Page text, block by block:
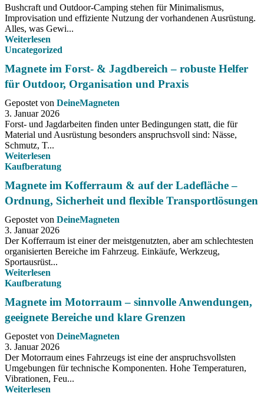
Bushcraft und Outdoor-Camping stehen für Minimalismus,
Improvisation und effiziente Nutzung der vorhandenen Ausrüstung.
Alles, was Gewi...
Weiterlesen
Uncategorized
Magnete im Forst- & Jagdbereich – robuste Helfer
für Outdoor, Organisation und Praxis
Gepostet von DeineMagneten
3. Januar 2026
Forst- und Jagdarbeiten finden unter Bedingungen statt, die für
Material und Ausrüstung besonders anspruchsvoll sind: Nässe,
Schmutz, T...
Weiterlesen
Kaufberatung
Magnete im Kofferraum & auf der Ladefläche –
Ordnung, Sicherheit und flexible Transportlösungen
Gepostet von DeineMagneten
3. Januar 2026
Der Kofferraum ist einer der meistgenutzten, aber am schlechtesten
organisierten Bereiche im Fahrzeug. Einkäufe, Werkzeug,
Sportausrüst...
Weiterlesen
Kaufberatung
Magnete im Motorraum – sinnvolle Anwendungen,
geeignete Bereiche und klare Grenzen
Gepostet von DeineMagneten
3. Januar 2026
Der Motorraum eines Fahrzeugs ist eine der anspruchsvollsten
Umgebungen für technische Komponenten. Hohe Temperaturen,
Vibrationen, Feu...
Weiterlesen